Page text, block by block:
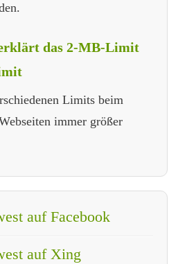
das 2-MB-Limit
Limits beim
immer größer
auf Facebook
auf Xing